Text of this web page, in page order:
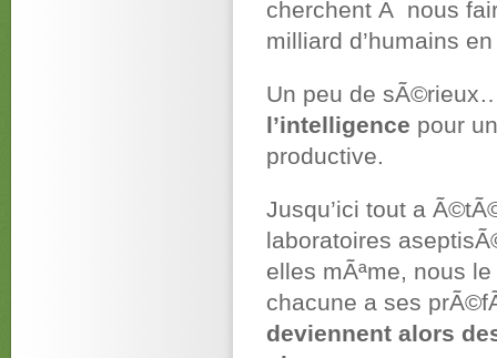
cherchent Ã nous
milliard d’humains
Un peu de
l’intelligence pour
productive.
Jusqu’ici tout a
laboratoires
elles mÃªme, nous
chacune a ses
deviennent alors